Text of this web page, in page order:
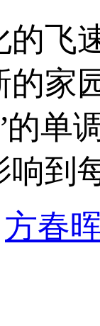
的飞
的家
的单
响
方春